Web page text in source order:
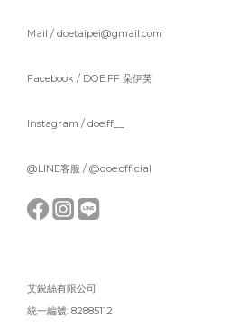
Mail / doetaipei@gmail.com
Facebook / DOE.FF 朵伊芙
Instagram / doe.ff__
@LINE客服 / @doe.official
艾鋭絲有限公司
統一編號: 82885112